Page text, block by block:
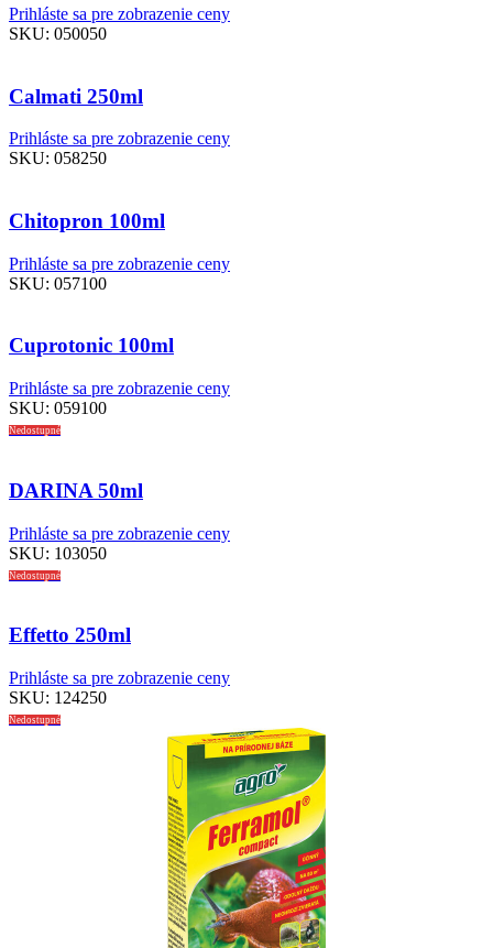
Prihláste sa pre zobrazenie ceny
SKU: 050050
Calmati 250ml
Prihláste sa pre zobrazenie ceny
SKU: 058250
Chitopron 100ml
Prihláste sa pre zobrazenie ceny
SKU: 057100
Cuprotonic 100ml
Prihláste sa pre zobrazenie ceny
SKU: 059100
Nedostupné
DARINA 50ml
Prihláste sa pre zobrazenie ceny
SKU: 103050
Nedostupné
Effetto 250ml
Prihláste sa pre zobrazenie ceny
SKU: 124250
Nedostupné